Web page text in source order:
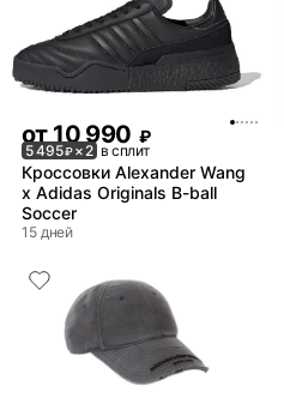
от10 990 ₽
5 495₽× 2 в сплит
Кроссовки Alexander Wang
x Adidas Originals B-ball
Soccer
15 дней